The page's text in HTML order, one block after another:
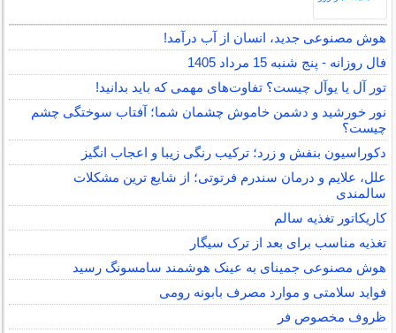
هوش مصنوعی جدید، انسان از آب درآمد!
فال روزانه - پنج شنبه 15 مرداد 1405
تور آل یا یوآل چیست؟ تفاوت‌های مهمی که باید بدانید!
نور خورشید و دشمن خاموش چشمان شما؛ آفتاب سوختگی چشم
چیست؟
دکوراسیون بنفش و زرد؛ ترکیب رنگی زیبا و اعجاب انگیز
علل، علایم و درمان سندرم فرتوتی؛ از شایع ترین مشکلات
سالمندی
کاریکاتور تغذیه سالم
تغذیه مناسب برای بعد از ترک سیگار
هوش مصنوعی جمینای به عینک هوشمند سامسونگ رسید
فواید سلامتی و موارد مصرف بابونه رومی
ظروف مخصوص فر